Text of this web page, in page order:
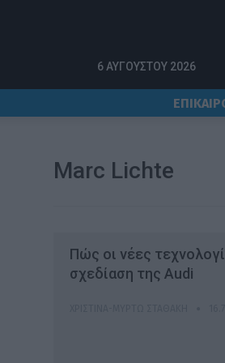
6 ΑΥΓΟΎΣΤΟΥ 2026
Marc Lichte
Πώς οι νέες
σχεδίαση της Audi